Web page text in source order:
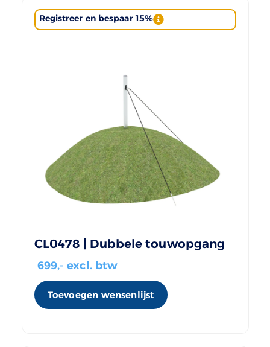
Registreer en bespaar 15%
CL0478 | Dubbele touwopgang
699,- excl. btw
Toevoegen wensenlijst